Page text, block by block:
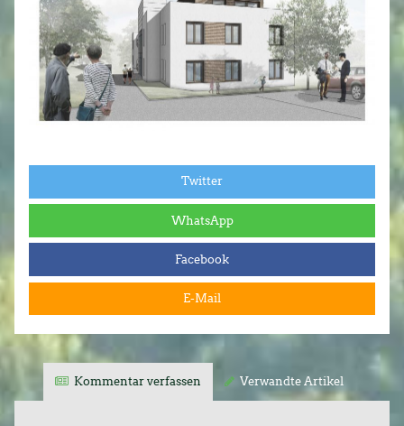
Twitter
WhatsApp
Facebook
E-Mail
Kommentar verfassen Verwandte Artikel